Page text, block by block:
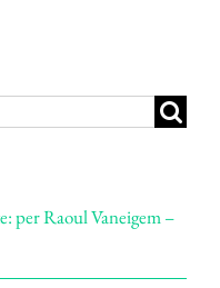
per Raoul Vaneigem –